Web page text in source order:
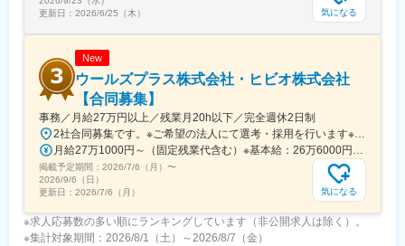
更新日： 2026/6/25（木） 気になる
New
ウールズプラス株式会社・ヒビオ株式会社
【合同募集】
事務／月給27万円以上／残業月20h以下／完全週休2日制
掲載予定期間： 2026/7/6（月） 〜
2026/9/6（日）
更新日： 2026/7/6（月） 気になる
※求人応募数の多い順にランキングしています（非公開求人は除く）。
※集計対象期間：2026/8/1（土）～2026/8/7（金）